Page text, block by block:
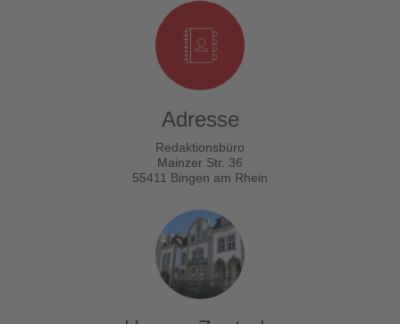
Adresse
Redaktionsbüro
Mainzer Str. 36
55411 Bingen am Rhein